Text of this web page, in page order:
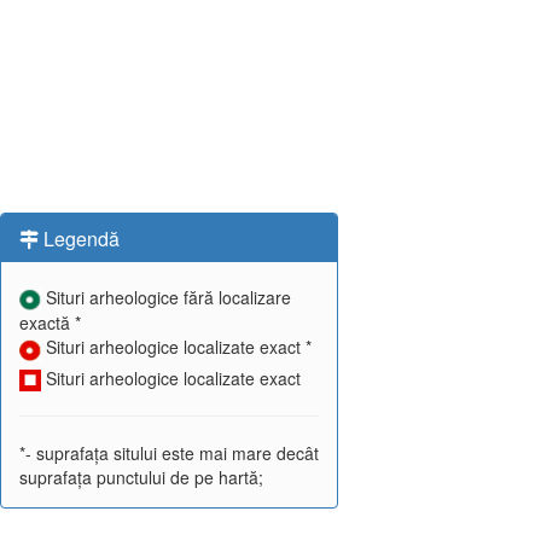
Legendă
Situri arheologice fără localizare
exactă *
Situri arheologice localizate exact *
Situri arheologice localizate exact
*- suprafața sitului este mai mare decât
suprafața punctului de pe hartă;